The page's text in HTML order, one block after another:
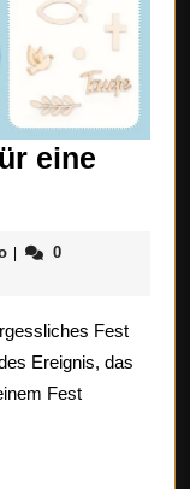
eine
elsotanosellado
0
Fest
Ereignis, das
Fest